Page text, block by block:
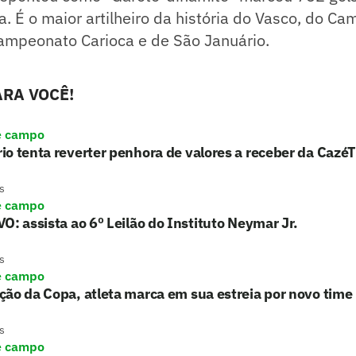
É o maior artilheiro da história do Vasco, do
Carioca e de São Januário.
VOCÊ!
campo
tenta reverter penhora de valores a receber da
campo
assista ao 6º Leilão do Instituto Neymar Jr.
campo
da Copa, atleta marca em sua estreia por novo time
campo